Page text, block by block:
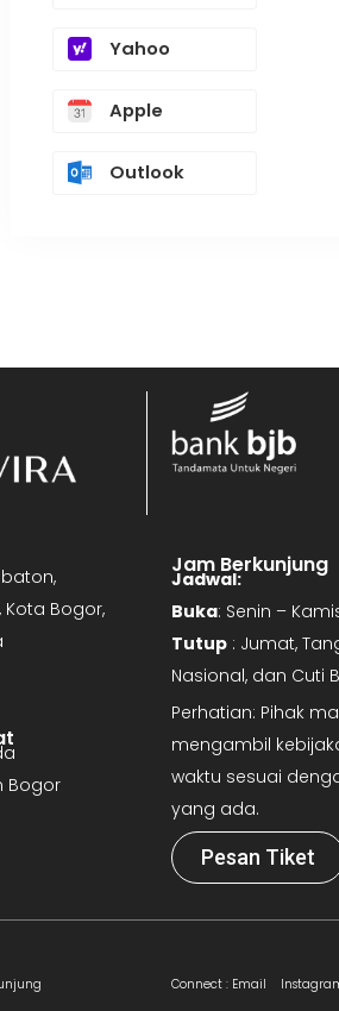
Yahoo
Apple
Outlook
Bogor,
Bogor
Jam Berkunjung
Jadwal:
Buka: Senin –
Tutup : Jumat,
Nasional, dan Cuti
Perhatian: Pihak
mengambil
waktu sesuai
yang ada.
Pesan Tiket
Connect : Email